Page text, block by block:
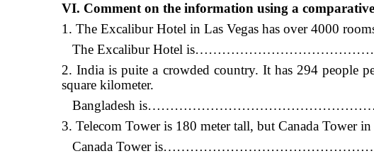
VI. Comment on the information using a
1. The Excalibur Hotel in Las Vegas has over 4000
The Excalibur Hotel
2. India is puite a crowded country. It has 294 people
square kilometer.
Bangladesh
3. Telecom Tower is 180 meter tall, but Canada Tower
Canada Tower